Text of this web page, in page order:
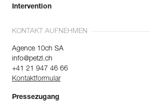
Intervention
KONTAKT AUFNEHMEN
Agence 10ch SA
info@petzl.ch
+41 21 947 46 66
Kontaktformular
Pressezugang